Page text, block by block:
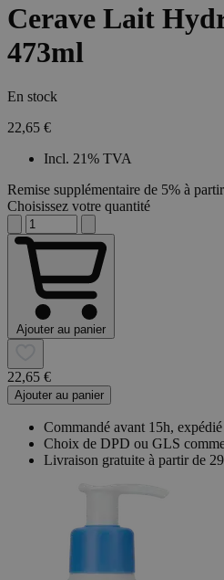
Cerave Lait
473ml
En stock
22,65 €
Incl. 21% TVA
Remise supplémentaire de 5% à
Choisissez votre quantité
Ajouter au panier
22,65 €
Ajouter au panier
Commandé avant 15h,
Choix de DPD ou GLS
Livraison gratuite à partir de